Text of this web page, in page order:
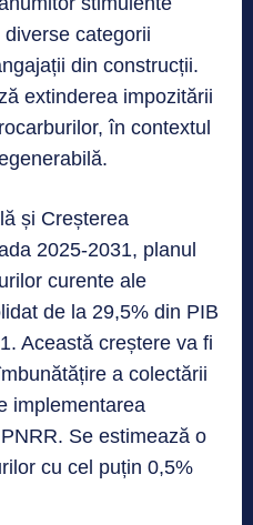
categorii
din construcții.
extinderea impozitării
în contextul
și Creșterea
2025-2031, planul
curente ale
de la 29,5% din PIB
Această creștere va fi
a colectării
implementarea
Se estimează o
cu cel puțin 0,5%